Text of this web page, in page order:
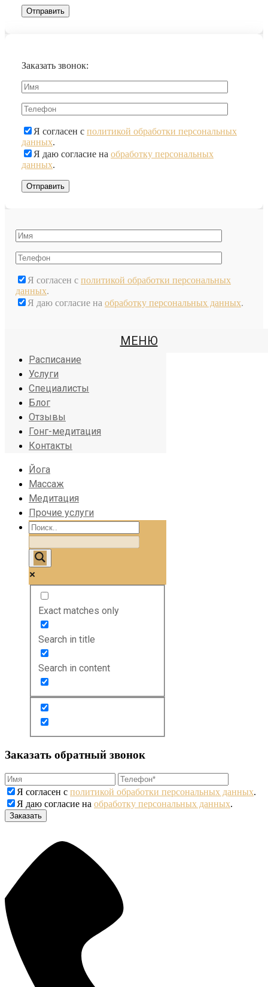
Заказать звонок:
Я согласен с политикой обработки персональных
данных.
Я даю согласие на обработку персональных
данных.
Я согласен с политикой обработки персональных
данных.
Я даю согласие на обработку персональных данных.
МЕНЮ
Расписание
Услуги
Специалисты
Блог
Отзывы
Гонг-медитация
Контакты
Йога
Массаж
Медитация
Прочие услуги
Exact matches only
Search in title
Search in content
Заказать обратный звонок
Я согласен с политикой обработки персональных данных.
Я даю согласие на обработку персональных данных.
Заказать